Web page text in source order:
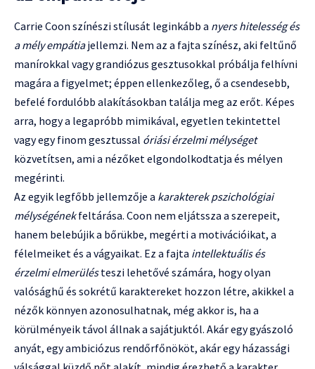
Carrie Coon színészi stílusát leginkább a nyers hitelesség és
a mély empátiajellemzi. Nem az a fajta színész, aki feltűnő
manírokkal vagy grandiózus gesztusokkal próbálja felhívni
magára a figyelmet; éppen ellenkezőleg, ő a csendesebb,
befelé fordulóbb alakításokban találja meg az erőt. Képes
arra, hogy a legapróbb mimikával, egyetlen tekintettel
vagy egy finom gesztussal óriási érzelmi mélységet
közvetítsen, ami a nézőket elgondolkodtatja és mélyen
megérinti.
Az egyik legfőbb jellemzője a karakterek pszichológiai
mélységénekfeltárása. Coon nem eljátssza a szerepeit,
hanem belebújik a bőrükbe, megérti a motivációikat, a
félelmeiket és a vágyaikat. Ez a fajta intellektuális és
érzelmi elmerülésteszi lehetővé számára, hogy olyan
valósághű és sokrétű karaktereket hozzon létre, akikkel a
nézők könnyen azonosulhatnak, még akkor is, ha a
körülményeik távol állnak a sajátjuktól. Akár egy gyászoló
anyát, egy ambiciózus rendőrfőnököt, akár egy házassági